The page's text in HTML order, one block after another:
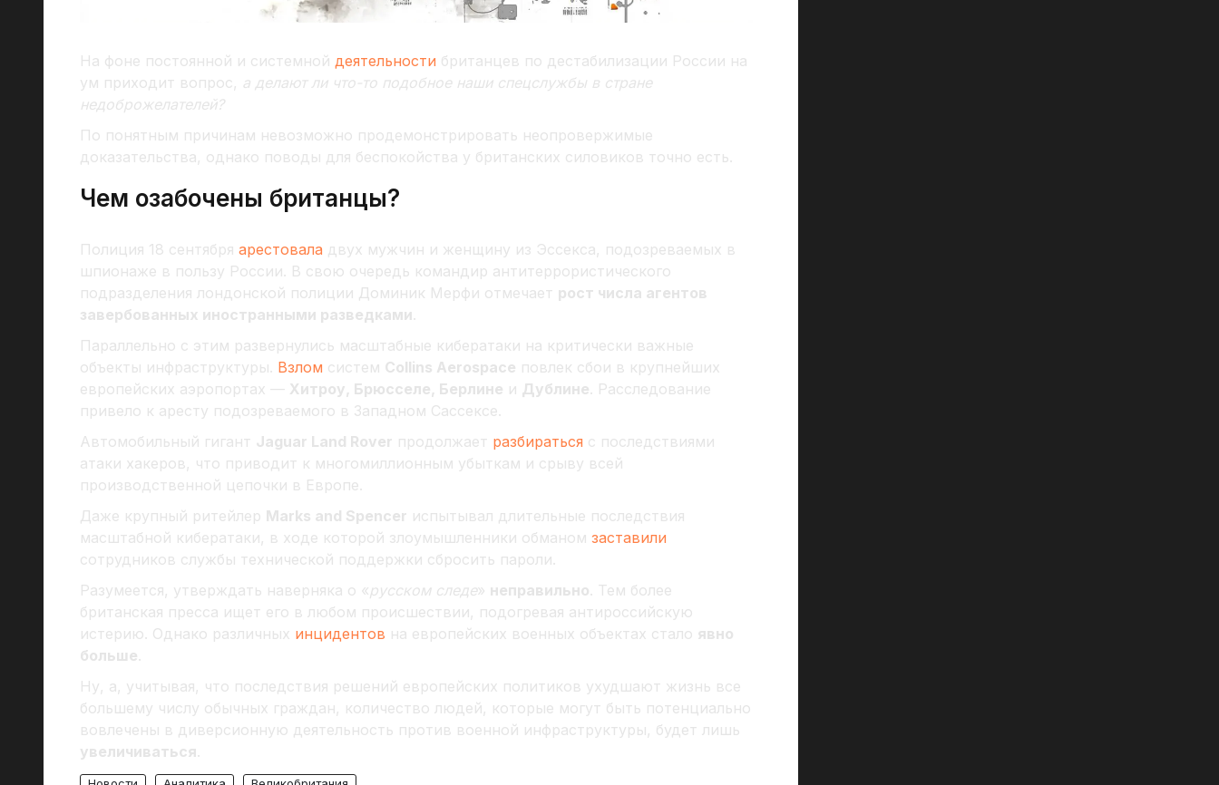
На фоне постоянной и системной деятельности британцев по дестабилизации России на
ум приходит вопрос, а делают ли что-то подобное наши спецслужбы в стране
недоброжелателей?
По понятным причинам невозможно продемонстрировать неопровержимые
доказательства, однако поводы для беспокойства у британских силовиков точно есть.
Чем озабочены британцы?
Полиция 18 сентября арестовала двух мужчин и женщину из Эссекса, подозреваемых в
шпионаже в пользу России. В свою очередь командир антитеррористического
подразделения лондонской полиции Доминик Мерфи отмечает рост числа агентов
завербованных иностранными разведками.
Параллельно с этим развернулись масштабные кибератаки на критически важные
объекты инфраструктуры. Взлом систем Collins Aerospace повлек сбои в крупнейших
европейских аэропортах — Хитроу, Брюсселе, Берлине и Дублине. Расследование
привело к аресту подозреваемого в Западном Сассексе.
Автомобильный гигант Jaguar Land Rover продолжает разбираться с последствиями
атаки хакеров, что приводит к многомиллионным убыткам и срыву всей
производственной цепочки в Европе.
Даже крупный ритейлер Marks and Spencer испытывал длительные последствия
масштабной кибератаки, в ходе которой злоумышленники обманом заставили
сотрудников службы технической поддержки сбросить пароли.
Разумеется, утверждать наверняка о «русском следе» неправильно. Тем более
британская пресса ищет его в любом происшествии, подогревая антироссийскую
истерию. Однако различных инцидентов на европейских военных объектах стало явно
больше.
Ну, а, учитывая, что последствия решений европейских политиков ухудшают жизнь все
большему числу обычных граждан, количество людей, которые могут быть потенциально
вовлечены в диверсионную деятельность против военной инфраструктуры, будет лишь
увеличиваться.